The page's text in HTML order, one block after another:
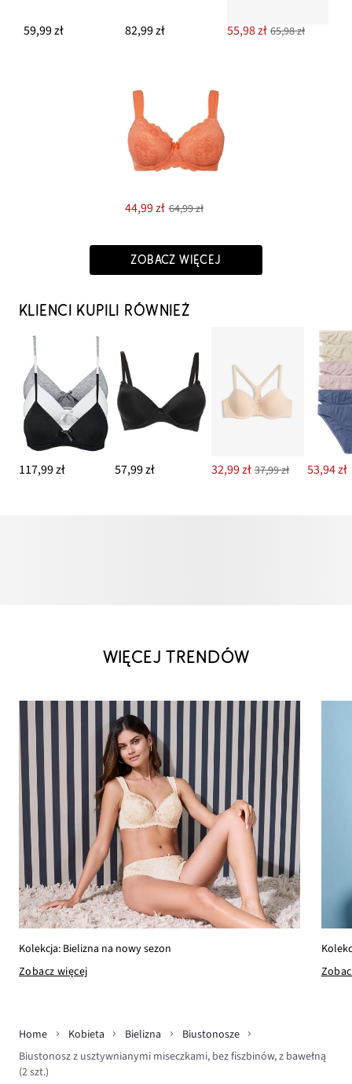
59,99 zł 82,99 zł 55,98 zł 65,98 zł
44,99 zł 64,99 zł
ZOBACZ WIĘCEJ
KLIENCI KUPILI RÓWNIEŻ
117,99 zł 57,99 zł 32,99 zł 37,99 zł 53,94 zł
WIĘCEJ TRENDÓW
Kolekcja: Bielizna na nowy sezon
Zobacz więcej
Home Kobieta Bielizna
Biustonosze
Biustonosz z usztywnianymi miseczkami, bez fiszbinów, z bawełną
(2 szt.)